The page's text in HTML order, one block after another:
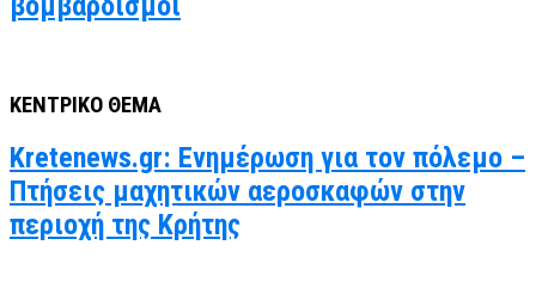
ΚΕΝΤΡΙΚΟ ΘΕΜΑ
Kretenews.gr: Ενημέρωση για τον πόλεμο –
Πτήσεις μαχητικών αεροσκαφών στην
περιοχή της Κρήτης